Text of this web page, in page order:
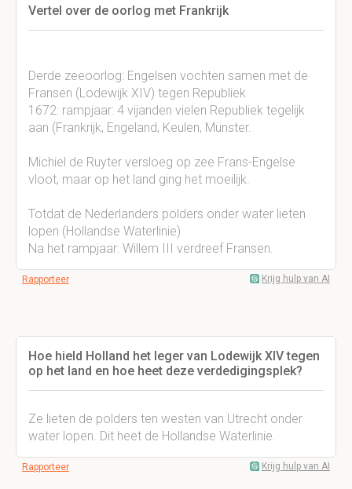
Vertel over de oorlog met Frankrijk
Derde zeeoorlog: Engelsen vochten samen met de
Fransen (Lodewijk XIV) tegen Republiek
1672: rampjaar: 4 vijanden vielen Republiek tegelijk
aan (Frankrijk, Engeland, Keulen, Münster.
Michiel de Ruyter versloeg op zee Frans-Engelse
vloot, maar op het land ging het moeilijk.
Totdat de Nederlanders polders onder water lieten
lopen (Hollandse Waterlinie)
Na het rampjaar: Willem III verdreef Fransen.
Rapporteer Krijg hulp van AI
Hoe hield Holland het leger van Lodewijk XIV tegen
op het land en hoe heet deze verdedigingsplek?
Ze lieten de polders ten westen van Utrecht onder
water lopen. Dit heet de Hollandse Waterlinie.
Rapporteer Krijg hulp van AI